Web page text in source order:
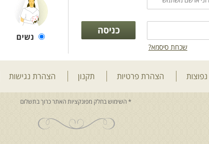
שכחת סיסמא?
נשים
הצהרת פרטיות תקנון הצהרת נגישות